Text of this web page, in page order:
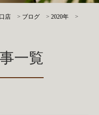
店 > ブログ >2020年
>
一覧